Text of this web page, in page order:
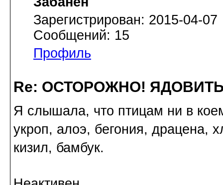
Зарегистрирован: 2015-04-07
Сообщений: 15
Профиль
Re: ОСТОРОЖНО!
Я слышала, что птицам ни в
укроп, алоэ, бегония, драцена,
кизил, бамбук.